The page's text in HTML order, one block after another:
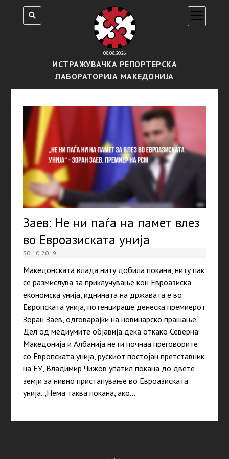
08.08.2026
ИСТРАЖУВАЧКА РЕПОРТЕРСКА
ЛАБОРАТОРИЈА МАКЕДОНИЈА
open
menu
Заев: Не ни паѓа на памет влез
во Евроазиската унија
30.10.2019
Македонската влада ниту добила покана, ниту пак
се размислува за приклучување кон Евроазиска
економска унија, иднината на државата е во
Европската унија, потенцираше денеска премиерот
Зоран Заев, одговарајќи на новинарско прашање.
Дел од медиумите објавија дека откако Северна
Македонија и Албанија не ги почнаа преговорите
со Европската унија, рускиот постојан претставник
на ЕУ, Владимир Чижов упатил покана до двете
земји за нивно пристапување во Евроазиската
унија. „Нема таква покана, ако…